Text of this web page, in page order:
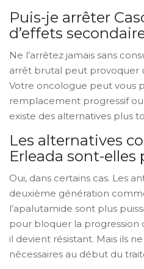
Puis-je arrêter
d’effets
Ne l’arrêtez jamais sans
arrêt brutal peut provoquer
Votre oncologue peut vous
remplacement progressif
existe des alternatives plus
Les alternatives
Erleada sont-elles
Oui, dans certains cas. Les
deuxième génération
l’apalutamide sont plus
pour bloquer la progression
il devient résistant. Mais ils
nécessaires au début du